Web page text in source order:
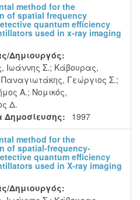
method for the
of spatial frequency
quantum efficiency
used in x-ray imaging
Δημιουργός:
Ιωάννης Σ.; Κάβουρας,
Παναγιωτάκης, Γεώργιος Σ.;
Α.; Νομικός,
Δ.
Δημοσίευσης:
1997
method for the
of spatial-frequency-
quantum efficiency
used in X-ray imaging
Δημιουργός: